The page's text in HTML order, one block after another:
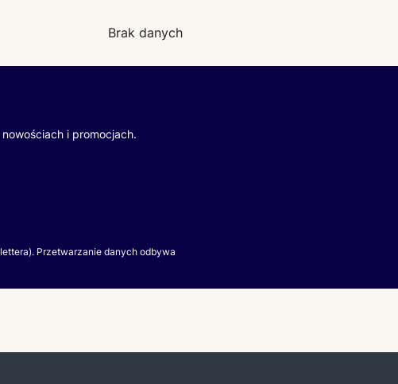
Brak danych
i promocjach.
Przetwarzanie danych odbywa